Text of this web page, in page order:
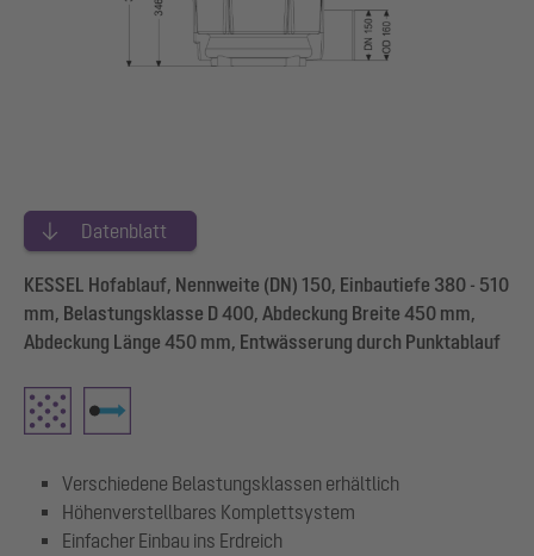
Datenblatt
KESSEL Hofablauf, Nennweite (DN) 150, Einbautiefe 380 - 510
mm, Belastungsklasse D 400, Abdeckung Breite 450 mm,
Abdeckung Länge 450 mm, Entwässerung durch Punktablauf
Verschiedene Belastungsklassen erhältlich
Höhenverstellbares Komplettsystem
Einfacher Einbau ins Erdreich